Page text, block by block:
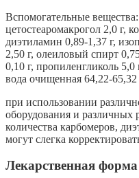
Вспомогательные
цетостеаромакрогол 2,0 г,
диэтиламин 0,89-1,37 г,
2,50 г, олеиловый спирт
0,10 г, пропиленгликоль 5,0
вода очищенная 64,22-65,32
при использовании
оборудования и различных
количества карбомеров,
могут слегка
Лекарственная форма